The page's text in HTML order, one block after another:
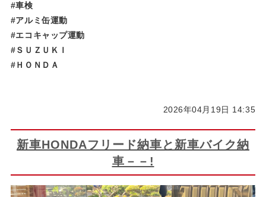
#車検
#アルミ缶運動
#エコキャップ運動
#ＳＵＺＵＫＩ
#ＨＯＮＤＡ
2026年04月19日 14:35
新車HONDAフリード納車と新車バイク納
車－－!